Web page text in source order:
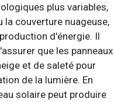
plus variables,
la couverture nuageuse,
d'énergie. Il
que les panneaux
et de saleté pour
de la lumière. En
solaire peut produire